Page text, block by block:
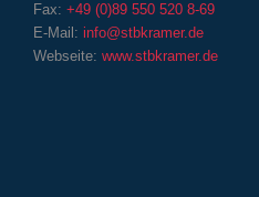
Fax: +49 (0)89 550 520 8-69
E-Mail: info@stbkramer.de
Webseite: www.stbkramer.de